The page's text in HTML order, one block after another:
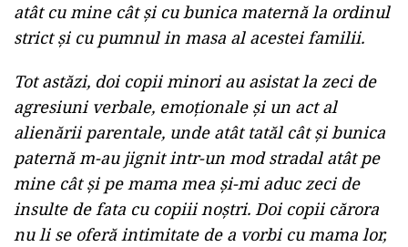
atât cu mine cât și cu bunica maternă la ordinul
strict și cu pumnul in masa al acestei familii.
Tot astăzi, doi copii minori au asistat la zeci de
agresiuni verbale, emoționale și un act al
alienării parentale, unde atât tatăl cât și bunica
paternă m-au jignit intr-un mod stradal atât pe
mine cât și pe mama mea și-mi aduc zeci de
insulte de fata cu copiii noștri. Doi copii cărora
nu li se oferă intimitate de a vorbi cu mama lor,